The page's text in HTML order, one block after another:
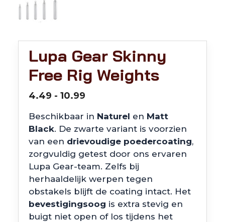
Lupa Gear Skinny
Free Rig Weights
4.49 - 10.99
tot
€10.99
Beschikbaar in Naturel en Matt
Black. De zwarte variant is voorzien
van een drievoudige poedercoating,
zorgvuldig getest door ons ervaren
Lupa Gear-team. Zelfs bij
herhaaldelijk werpen tegen
obstakels blijft de coating intact. Het
bevestigingsoog is extra stevig en
buigt niet open of los tijdens het